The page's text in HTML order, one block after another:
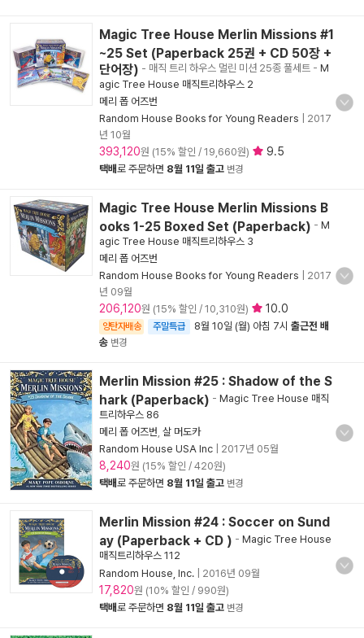
Magic Tree House Merlin Missions #1
~25 Set (Paperback 25권 + CD 50장 +
단어장) - 매직 트리 하우스 멀린 미션 25종 풀세트 - M
agic Tree House 매직트리하우스 2
메리 폽 어즈번
Random House Books for Young Readers
2017
년 10월
393,120원 (15% 할인 / 19,660원) 9.5
택배로 주문하면 8월 11일 출고 변경
Magic Tree House Merlin Missions B
ooks 1-25 Boxed Set (Paperback) - M
agic Tree House 매직트리하우스 3
메리 폽 어즈번
Random House Books for Young Readers
2017
년 09월
206,120원 (15% 할인 / 10,310원) 10.0
양탄자배송 주말특급 8월 10일 (월) 아침 7시 출근전 배
송 변경
Merlin Mission #25 : Shadow of the S
hark (Paperback) - Magic Tree House 매직
트리하우스 86
메리 폽 어즈번 살 머도카
Random House USA Inc
2017년 05월
8,240원 (15% 할인 / 420원)
택배로 주문하면 8월 11일 출고 변경
Merlin Mission #24 : Soccer on Sund
ay (Paperback + CD ) - Magic Tree House
매직트리하우스 112
Random House, Inc.
2016년 09월
17,820원 (10% 할인 / 990원)
택배로 주문하면 8월 11일 출고 변경